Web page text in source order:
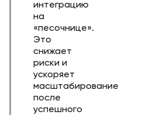
интеграцию
на
«песочнице».
Это
снижает
риски и
ускоряет
масштабирование
после
успешного